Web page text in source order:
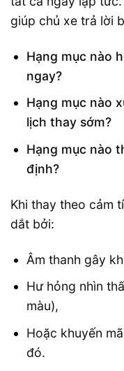
giúp chủ xe trả lời
Hạng mục nào
ngay?
Hạng mục nào
lịch thay sớm?
Hạng mục nào
định?
Khi thay theo cảm
dắt bởi:
Âm thanh gây
Hư hỏng nhìn
màu),
Hoặc khuyến
đó.